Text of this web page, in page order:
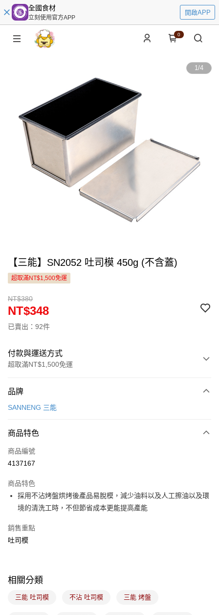
全國食材
立刻使用官方APP
開啟APP
0
1/4
【三能】SN2052 吐司模 450g (不含蓋)
超取滿NT$1,500免運
NT$380
NT$348
已賣出：92件
付款與運送方式
超取滿NT$1,500免運
信用卡一次付款
Apple Pay
悠遊付
全盈+PAY
ATM付款
運送方式
7-11取貨(5kg以內，尺寸不超過90cm)
常溫宅配-(限重20kg以下)
品牌
SANNENG 三能
商品特色
商品編號
4137167
商品特色
採用不沾烤盤烘烤後產品易脫模，減少油料以及人工擦油以及環
境的清洗工時，不但節省成本更能提高產能
銷售重點
吐司模
相關分類
三能 吐司模 不沾 吐司模 三能 烤盤